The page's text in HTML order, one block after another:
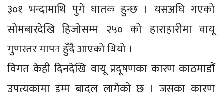
३०१ भन्दामाथि पुगे घातक हुन्छ । यसअघि गएको
सोमबारदेखि हिजोसम्म २५० को हाराहारीमा वायू
गुणस्तर मापन हुँदै आएको थियो ।
विगत केही दिनदेखि वायू प्रदूषणका कारण काठमाडौं
उपत्यकामा डम्म बादल लागेको छ । जसका कारण